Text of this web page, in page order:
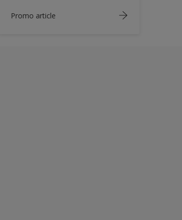
Promo article